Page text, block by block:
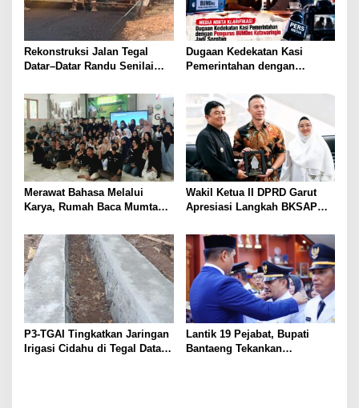
Rekonstruksi Jalan Tegal
Datar–Datar Randu Senilai
Dikerjakan
Dugaan Kedekatan Kasi
Pemerintahan dengan
Kutawaringin Jadi Sorotan,
Media Minta Klarifikasi
Merawat Bahasa Melalui
Karya, Rumah Baca Mumtaz
Menulis Artikel bagi Generasi
Muda
Wakil Ketua II DPRD Garut
Apresiasi Langkah BKSAP
Ekonomi Garut Tembus Pasar
Internasional
P3-TGAI Tingkatkan Jaringan
Irigasi Cidahu di Tegal Datar
Lantik 19 Pejabat, Bupati
Bantaeng Tekankan